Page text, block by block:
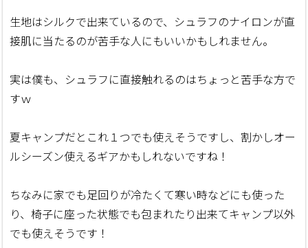
生地はシルクで出来ているので、シュラフのナイロンが直
接肌に当たるのが苦手な人にもいいかもしれません。
実は僕も、シュラフに直接触れるのはちょっと苦手な方で
すｗ
夏キャンプだとこれ１つでも使えそうですし、割かしオー
ルシーズン使えるギアかもしれないですね！
ちなみに家でも足回りが冷たくて寒い時などにも使った
り、椅子に座った状態でも包まれたり出来てキャンプ以外
でも使えそうです！